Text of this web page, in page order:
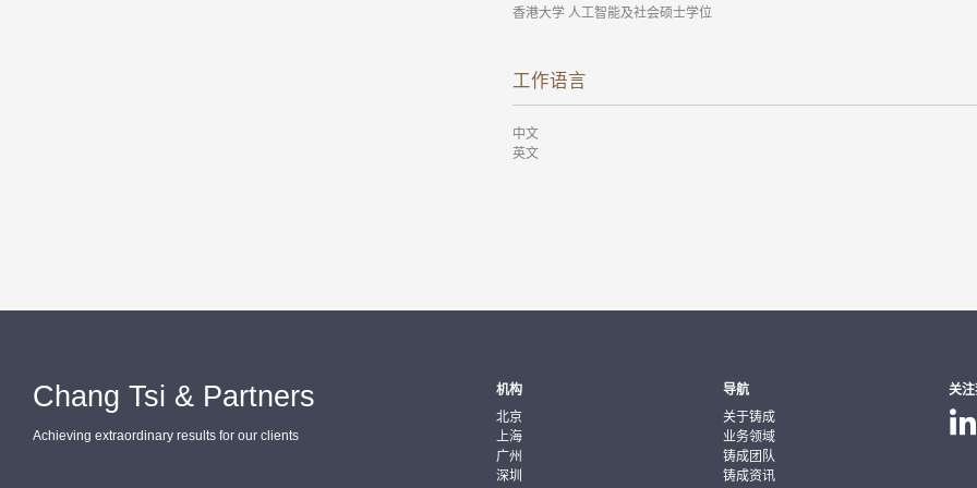
香港大学 人工智能及社会硕士学位
工作语言
中文
英文
Chang Tsi & Partners
Achieving extraordinary results for our clients
机构
北京
上海
广州
深圳
导航
关于铸成
业务领域
铸成团队
铸成资讯
关